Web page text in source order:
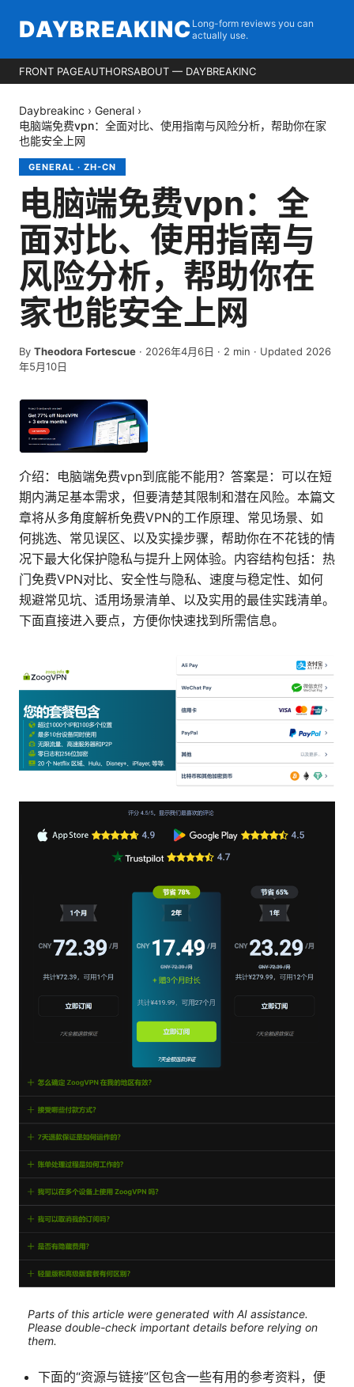
DAYBREAKINC Long-form reviews you can
actually use.
FRONT PAGEAUTHORSABOUT — DAYBREAKINC
Daybreakinc › General ›
电脑端免费vpn：全面对比、使用指南与风险分析，帮助你在家
也能安全上网
GENERAL · ZH-CN
电脑端免费vpn：全
面对比、使用指南与
风险分析，帮助你在
家也能安全上网
By Theodora Fortescue · 2026年4月6日 · 2 min · Updated 2026
年5月10日
介绍：电脑端免费vpn到底能不能用？答案是：可以在短
期内满足基本需求，但要清楚其限制和潜在风险。本篇文
章将从多角度解析免费VPN的工作原理、常见场景、如
何挑选、常见误区、以及实操步骤，帮助你在不花钱的情
况下最大化保护隐私与提升上网体验。内容结构包括：热
门免费VPN对比、安全性与隐私、速度与稳定性、如何
规避常见坑、适用场景清单、以及实用的最佳实践清单。
下面直接进入要点，方便你快速找到所需信息。
Parts of this article were generated with AI assistance.
Please double-check important details before relying on
them.
下面的“资源与链接”区包含一些有用的参考资料，便